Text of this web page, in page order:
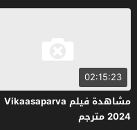
02:15:23
مشاهدة فيلم Vikaasaparva
2024 مترجم